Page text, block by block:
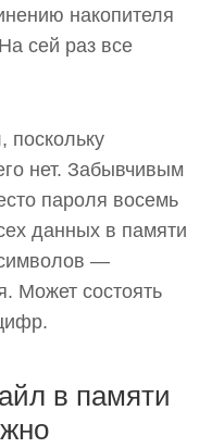
накопителя
сей раз все
поскольку
нет. Забывчивым
пароля восемь
данных в памяти
символов —
Может состоять
в памяти